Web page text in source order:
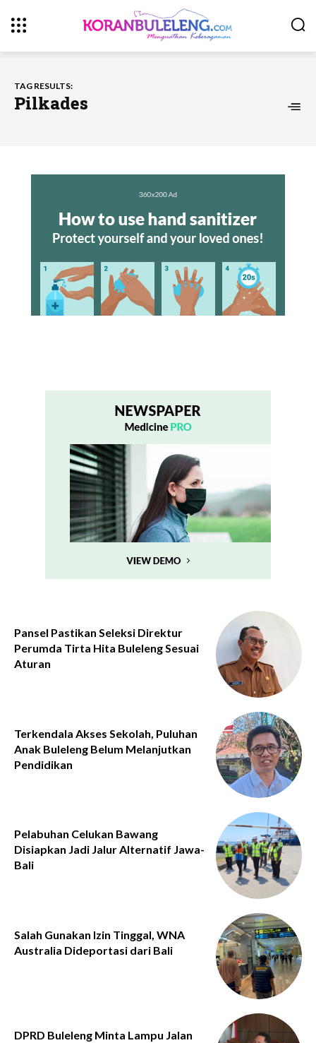
TAG RESULTS:
Pilkades
Pansel Pastikan Seleksi Direktur
Perumda Tirta Hita Buleleng Sesuai
Aturan
Terkendala Akses Sekolah, Puluhan
Anak Buleleng Belum Melanjutkan
Pendidikan
Pelabuhan Celukan Bawang
Disiapkan Jadi Jalur Alternatif Jawa-
Bali
Salah Gunakan Izin Tinggal, WNA
Australia Dideportasi dari Bali
DPRD Buleleng Minta Lampu Jalan